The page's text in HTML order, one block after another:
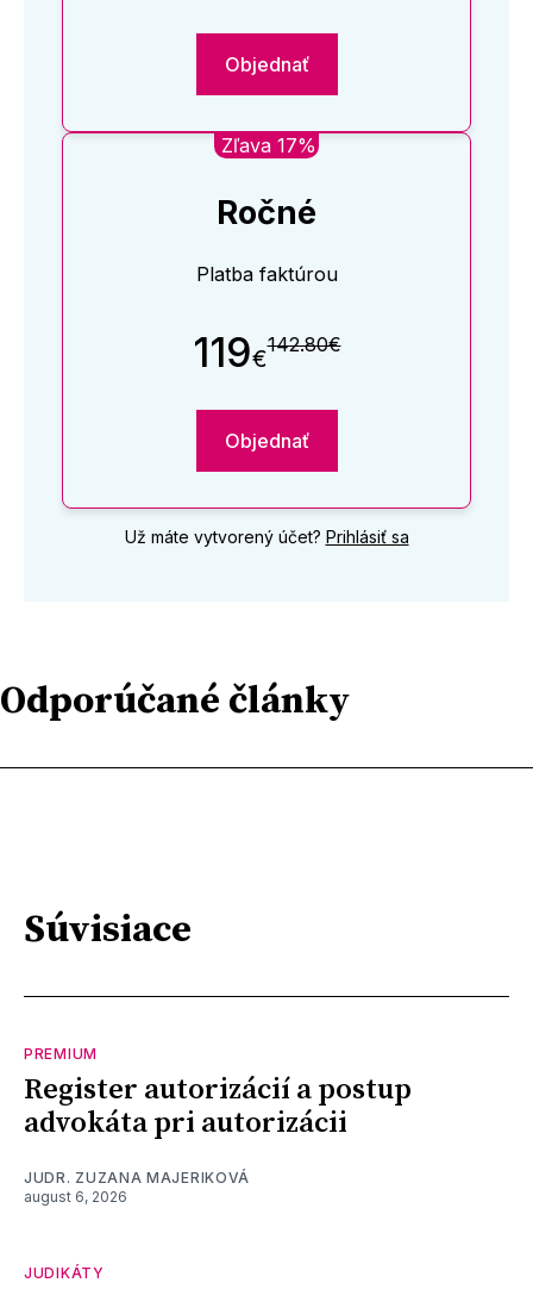
Objednať
Zľava 17%
Ročné
Platba faktúrou
119€142.80€
Objednať
Už máte vytvorený účet? Prihlásiť sa
Odporúčané články
Súvisiace
PREMIUM
Register autorizácií a postup
advokáta pri autorizácii
JUDR. ZUZANA MAJERIKOVÁ
august 6, 2026
JUDIKÁTY